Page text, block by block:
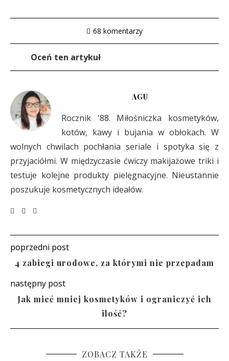
68 komentarzy
Oceń ten artykuł
AGU
Rocznik '88. Miłośniczka kosmetyków,
kotów, kawy i bujania w obłokach. W
wolnych chwilach pochłania seriale i spotyka się z
przyjaciółmi. W międzyczasie ćwiczy makijażowe triki i
testuje kolejne produkty pielęgnacyjne. Nieustannie
poszukuje kosmetycznych ideałów.
poprzedni post
4 zabiegi urodowe, za którymi nie przepadam
następny post
Jak mieć mniej kosmetyków i ograniczyć ich
ilość?
ZOBACZ TAKŻE